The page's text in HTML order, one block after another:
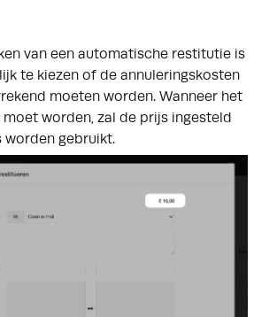
van een automatische restitutie is
te kiezen of de annuleringskosten
moeten worden. Wanneer het
worden, zal de prijs ingesteld
worden gebruikt.